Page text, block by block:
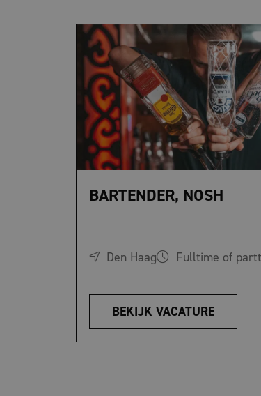
BARTENDER, NOSH
Den Haag Fulltime of
BEKIJK VACATURE